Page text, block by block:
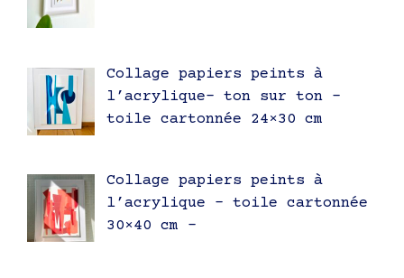
Collage papiers peints à
l’acrylique- ton sur ton –
toile cartonnée 24×30 cm
Collage papiers peints à
l’acrylique – toile cartonnée
30×40 cm –